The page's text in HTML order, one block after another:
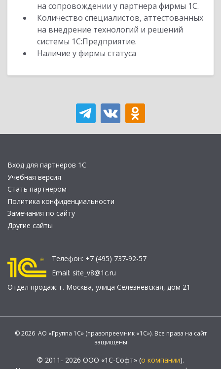
на сопровождении у партнера фирмы 1С.
Количество специалистов, аттестованных
на внедрение технологий и решений
системы 1С:Предприятие.
Наличие у фирмы статуса
Вход для партнеров 1С
Учебная версия
Стать партнером
Политика конфиденциальности
Замечания по сайту
Другие сайты
Телефон: +7 (495) 737-92-57
Email: site_v8@1c.ru
Отдел продаж: г. Москва, улица Селезнёвская, дом 21
© 2026 АО «Группа 1С» (правопреемник «1С»). Все права на сайт
защищены
© 2011- 2026 ООО «1С-Софт» (о компании).